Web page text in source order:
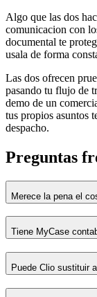
Algo que las dos
comunicacion con
documental te
usala de forma
Las dos ofrecen
pasando tu flujo de
demo de un
tus propios asuntos
despacho.
Preguntas
Merece la pena el
Tiene MyCase
Puede Clio sustituir